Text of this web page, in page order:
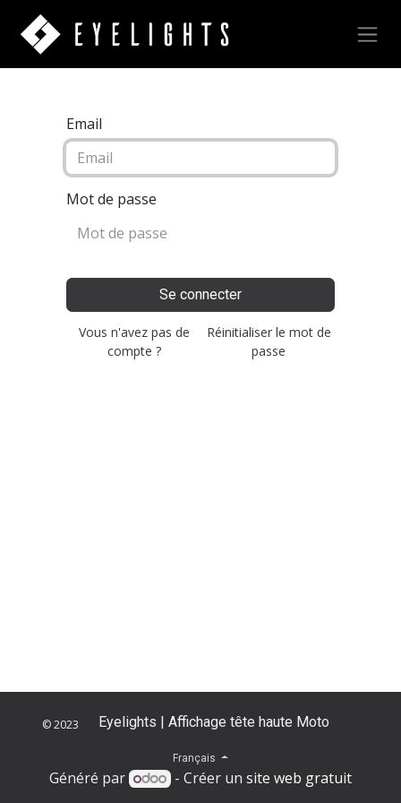
Email
Mot de passe
Se connecter
Vous n'avez pas de
compte ?
Réinitialiser le mot de
passe
© 2023 Eyelights | Affichage tête haute Moto
Français
Généré par - Créer un site web gratuit